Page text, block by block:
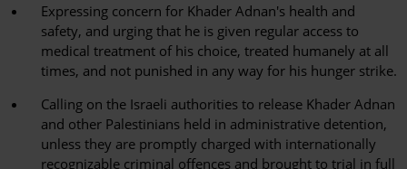
Expressing concern for Khader Adnan's health and
safety, and urging that he is given regular access to
medical treatment of his choice, treated humanely at all
times, and not punished in any way for his hunger strike.
Calling on the Israeli authorities to release Khader Adnan
and other Palestinians held in administrative detention,
unless they are promptly charged with internationally
recognizable criminal offences and brought to trial in full